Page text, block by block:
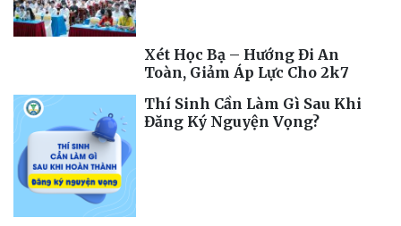
Xét Học Bạ – Hướng Đi An
Toàn, Giảm Áp Lực Cho 2k7
Thí Sinh Cần Làm Gì Sau Khi
Đăng Ký Nguyện Vọng?